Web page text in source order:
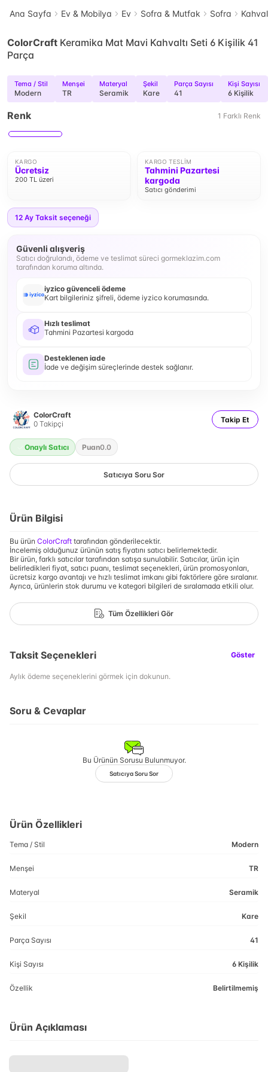
Ana Sayfa Ev & Mobilya Ev Sofra & Mutfak Sofra
ColorCraft Keramika Mat Mavi Kahvaltı Seti 6 Kişilik 41
Parça
Tema / Stil
Modern
Menşei
TR
Materyal
Seramik
Şekil
Kare
Parça Sayısı
41
Kişi Sayısı
6 Kişilik
Renk 1 Farklı Renk
KARGO
Ücretsiz
200 TL üzeri
KARGO TESLIM
Tahmini Pazartesi
kargoda
Satıcı gönderimi
12 Ay Taksit seçeneği
Güvenli alışveriş
Satıcı doğrulandı, ödeme ve teslimat süreci gormeklazim.com
tarafından koruma altında.
iyzico güvenceli ödeme
Kart bilgileriniz şifreli, ödeme iyzico korumasında.
Hızlı teslimat
Tahmini Pazartesi kargoda
Desteklenen iade
İade ve değişim süreçlerinde destek sağlanır.
ColorCraft
0 Takipçi Takip Et
Onaylı Satıcı Puan0.0
Satıcıya Soru Sor
Ürün Bilgisi
Bu ürün ColorCraft tarafından gönderilecektir.
İncelemiş olduğunuz ürünün satış fiyatını satıcı belirlemektedir.
Bir ürün, farklı satıcılar tarafından satışa sunulabilir. Satıcılar, ürün için
belirledikleri fiyat, satıcı puanı, teslimat seçenekleri, ürün promosyonları,
ücretsiz kargo avantajı ve hızlı teslimat imkanı gibi faktörlere göre sıralanır.
Ayrıca, ürünlerin stok durumu ve kategori bilgileri de sıralamada etkili olur.
Tüm Özellikleri Gör
Taksit Seçenekleri Göster
Aylık ödeme seçeneklerini görmek için dokunun.
Soru & Cevaplar
Bu Ürünün Sorusu Bulunmuyor.
Satıcıya Soru Sor
Ürün Özellikleri
Tema / Stil Modern
Menşei TR
Materyal Seramik
Şekil Kare
Parça Sayısı 41
Kişi Sayısı 6 Kişilik
Özellik Belirtilmemiş
Ürün Açıklaması